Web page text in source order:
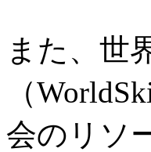
また、世
（
会のリソ